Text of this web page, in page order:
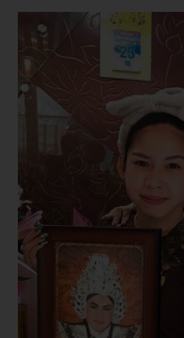
ngược nhận được những
diễn”.